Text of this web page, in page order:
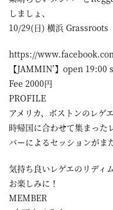
あ
る
ダ
イ
ニ
ン
グ
バ
ー
しましょ、
10/29(日) 横浜 Grassroots
https://
【JAMMIN’】open 19:00
Fee 2000円
PROFILE
アメリカ、ボストンのレゲ
時帰国に合わせて集まった
バーによるセッションがま
気持ち良いレゲエのリディ
お楽しみに！
MEMBER